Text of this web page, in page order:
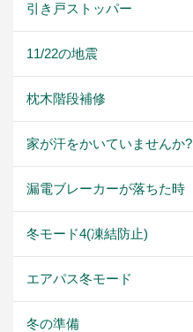
引き戸ストッパー
11/22の地震
枕木階段補修
家が汗をかいていませんか?
漏電ブレーカーが落ちた時
冬モード4(凍結防止)
エアパス冬モード
冬の準備